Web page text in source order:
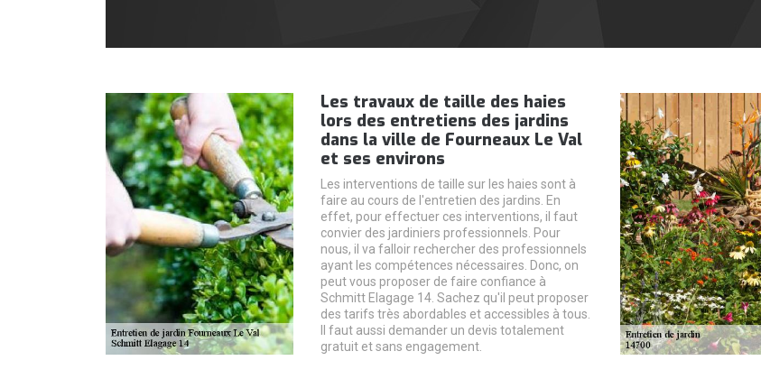
Les travaux de taille des haies
lors des entretiens des jardins
dans la ville de Fourneaux Le Val
et ses environs
Les interventions de taille sur les haies sont à
faire au cours de l'entretien des jardins. En
effet, pour effectuer ces interventions, il faut
convier des jardiniers professionnels. Pour
nous, il va falloir rechercher des professionnels
ayant les compétences nécessaires. Donc, on
peut vous proposer de faire confiance à
Schmitt Elagage 14. Sachez qu'il peut proposer
des tarifs très abordables et accessibles à tous.
Il faut aussi demander un devis totalement
gratuit et sans engagement.